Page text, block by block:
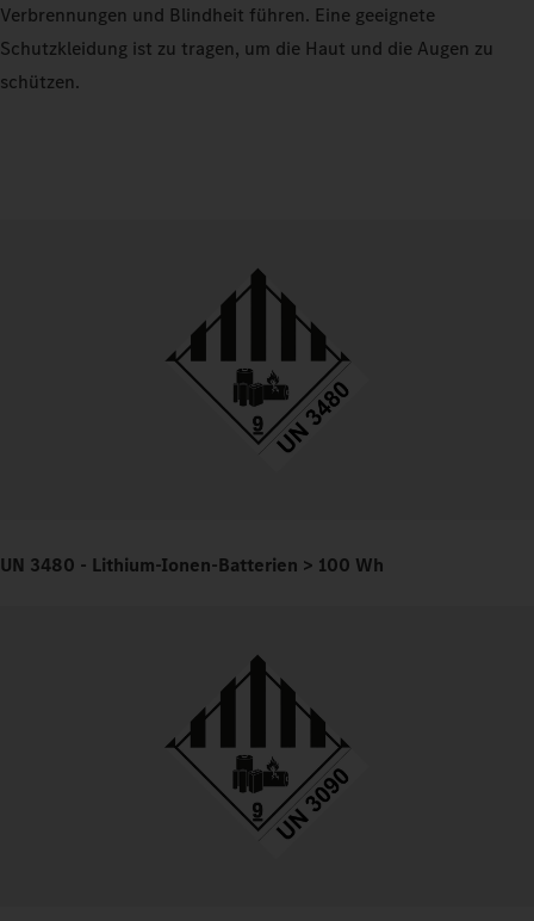
Verbrennungen und Blindheit führen. Eine geeignete
Schutzkleidung ist zu tragen, um die Haut und die Augen zu
schützen.
UN 3480 - Lithium-Ionen-Batterien > 100 Wh